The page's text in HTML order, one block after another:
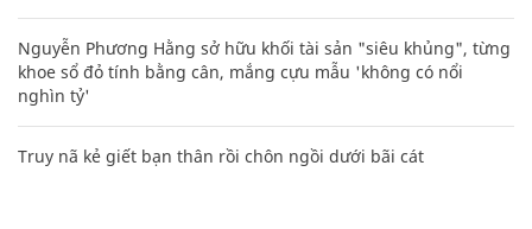
Nguyễn Phương Hằng sở hữu khối tài sản "siêu khủng", từng
khoe sổ đỏ tính bằng cân, mắng cựu mẫu 'không có nổi
nghìn tỷ'
Truy nã kẻ giết bạn thân rồi chôn ngồi dưới bãi cát